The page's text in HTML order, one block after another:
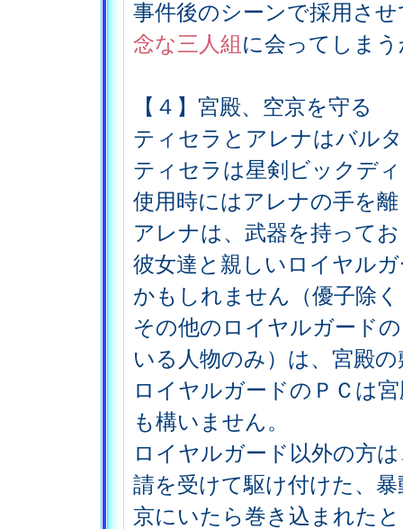
事件後のシーンで採用さ
念な三人組 に会ってしま
【４】宮殿、空京を守る
ティセラとアレナはバル
ティセラは星剣ビックデ
使用時にはアレナの手を
アレナは、武器を持って
彼女達と親しいロイヤル
かもしれません（優子除
その他のロイヤルガード
いる人物のみ）は、宮殿
ロイヤルガードのＰＣは
も構いません。
ロイヤルガード以外の方
請を受けて駆け付けた、
京にいたら巻き込まれた